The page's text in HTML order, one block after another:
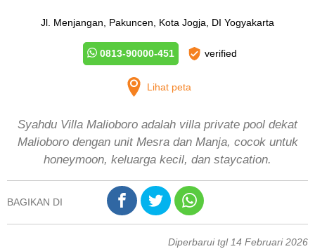
Jl. Menjangan, Pakuncen, Kota Jogja, DI Yogyakarta
0813-90000-451 verified
Lihat peta
Syahdu Villa Malioboro adalah villa private pool dekat
Malioboro dengan unit Mesra dan Manja, cocok untuk
honeymoon, keluarga kecil, dan staycation.
BAGIKAN DI
Diperbarui tgl 14 Februari 2026